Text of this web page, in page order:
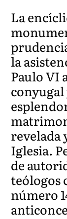
La
la
Paulo VI
conyugal
revelada
Iglesia.
de
teólogos
número